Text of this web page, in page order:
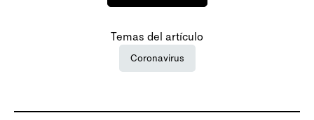
Temas del artículo
Coronavirus